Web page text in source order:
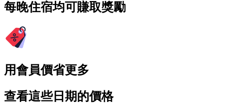
每晚住宿均可賺取獎勵
用會員價省更多
查看這些日期的價格